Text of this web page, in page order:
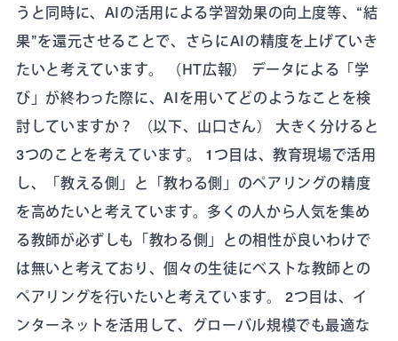
うと同時に、AIの活用による学習効果の向上度等、“結
果”を還元させることで、さらにAIの精度を上げていき
たいと考えています。 （HT広報） データによる「学
び」が終わった際に、AIを用いてどのようなことを検
討していますか？ （以下、山口さん） 大きく分けると
3つのことを考えています。 1つ目は、教育現場で活用
し、「教える側」と「教わる側」のペアリングの精度
を高めたいと考えています。多くの人から人気を集め
る教師が必ずしも「教わる側」との相性が良いわけで
は無いと考えており、個々の生徒にベストな教師との
ペアリングを行いたいと考えています。 2つ目は、イ
ンターネットを活用して、グローバル規模でも最適な